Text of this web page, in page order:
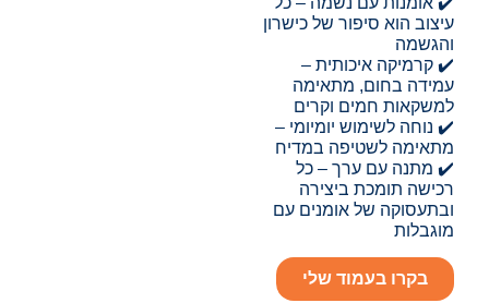
עיצוב הוא סיפור של כישרון
והגשמה
✔️ קרמיקה איכותית –
עמידה בחום, מתאימה
למשקאות חמים וקרים
✔️ נוחה לשימוש יומיומי –
מתאימה לשטיפה במדיח
✔️ מתנה עם ערך – כל
רכישה תומכת ביצירה
ובתעסוקה של אומנים עם
מוגבלות
בקרו בעמוד שלי